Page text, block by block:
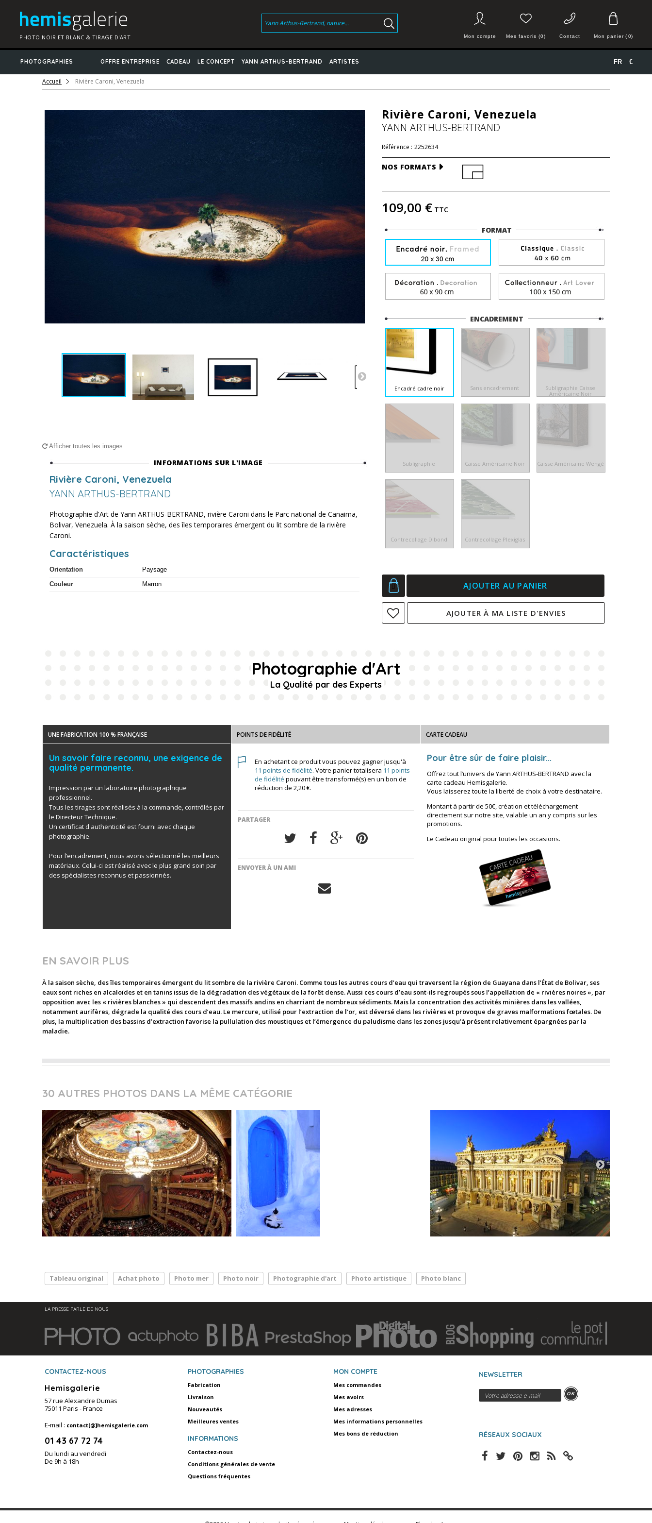
PHOTO NOIR ET BLANC & TIRAGE D'ART Mon panier ( 0)
Contact
Mes favoris (0)
Mon compte
PHOTOGRAPHIES OFFRE ENTREPRISE CADEAU LE CONCEPT YANN ARTHUS-BERTRAND ARTISTES €
FR
Accueil Rivière Caroni, Venezuela
Afficher toutes les images
INFORMATIONS SUR L'IMAGE
Rivière Caroni, Venezuela
YANN ARTHUS-BERTRAND
Photographie d'Art de Yann ARTHUS-BERTRAND, rivière Caroni dans le Parc national de Canaima,
Bolivar, Venezuela. À la saison sèche, des îles temporaires émergent du lit sombre de la rivière
Caroni.
Caractéristiques
Orientation
Paysage
Couleur
Marron
Rivière Caroni, Venezuela
YANN ARTHUS-BERTRAND
Référence : 2252634
NOS FORMATS
109,00 € TTC
FORMAT
ENCADREMENT
Encadré cadre noir Sans encadrement
Subligraphie Caisse
Américaine Noir
Subligraphie Caisse Américaine Noir Caisse Américaine Wengé
Contrecollage Dibond Contrecollage Plexiglas
AJOUTER AU PANIER
AJOUTER À MA LISTE D'ENVIES
Photographie d'Art
La Qualité par des Experts
UNE FABRICATION 100 % FRANÇAISE
Un savoir faire reconnu, une exigence de
qualité permanente.
Impression par un laboratoire photographique
professionnel.
Tous les tirages sont réalisés à la commande, contrôlés par
le Directeur Technique.
Un certificat d'authenticité est fourni avec chaque
photographie.
Pour l’encadrement, nous avons sélectionné les meilleurs
matériaux. Celui-ci est réalisé avec le plus grand soin par
des spécialistes reconnus et passionnés.
POINTS DE FIDÉLITÉ
En achetant ce produit vous pouvez gagner jusqu'à
11 points de fidélité. Votre panier totalisera 11 points
de fidélité pouvant être transformé(s) en un bon de
réduction de 2,20 €.
PARTAGER
ENVOYER À UN AMI
CARTE CADEAU
Pour être sûr de faire plaisir...
Offrez tout l’univers de Yann ARTHUS-BERTRAND avec la
carte cadeau Hemisgalerie.
Vous laisserez toute la liberté de choix à votre destinataire.
Montant à partir de 50€, création et téléchargement
directement sur notre site, valable un an y compris sur les
promotions.
Le Cadeau original pour toutes les occasions.
EN SAVOIR PLUS
À la saison sèche, des îles temporaires émergent du lit sombre de la rivière Caroni. Comme tous les autres cours d’eau qui traversent la région de Guayana dans l’État de Bolivar, ses
eaux sont riches en alcaloïdes et en tanins issus de la dégradation des végétaux de la forêt dense. Aussi ces cours d’eau sont-ils regroupés sous l’appellation de « rivières noires », par
opposition avec les « rivières blanches » qui descendent des massifs andins en charriant de nombreux sédiments. Mais la concentration des activités minières dans les vallées,
notamment aurifères, dégrade la qualité des cours d’eau. Le mercure, utilisé pour l’extraction de l’or, est déversé dans les rivières et provoque de graves malformations fœtales. De
plus, la multiplication des bassins d’extraction favorise la pullulation des moustiques et l’émergence du paludisme dans les zones jusqu’à présent relativement épargnées par la
maladie.
30 AUTRES PHOTOS DANS LA MÊME CATÉGORIE
Tableau original Achat photo Photo mer Photo noir Photographie d'art Photo artistique Photo blanc
LA PRESSE PARLE DE NOUS
CONTACTEZ-NOUS
Hemisgalerie
57 rue Alexandre Dumas
75011 Paris - France
E-mail : contact[@]hemisgalerie.com
01 43 67 72 74
Du lundi au vendredi
De 9h à 18h
PHOTOGRAPHIES
Fabrication
Livraison
Nouveautés
Meilleures ventes
INFORMATIONS
Contactez-nous
Conditions générales de vente
Questions fréquentes
MON COMPTE
Mes commandes
Mes avoirs
Mes adresses
Mes informations personnelles
Mes bons de réduction
NEWSLETTER
OK
RÉSEAUX SOCIAUX